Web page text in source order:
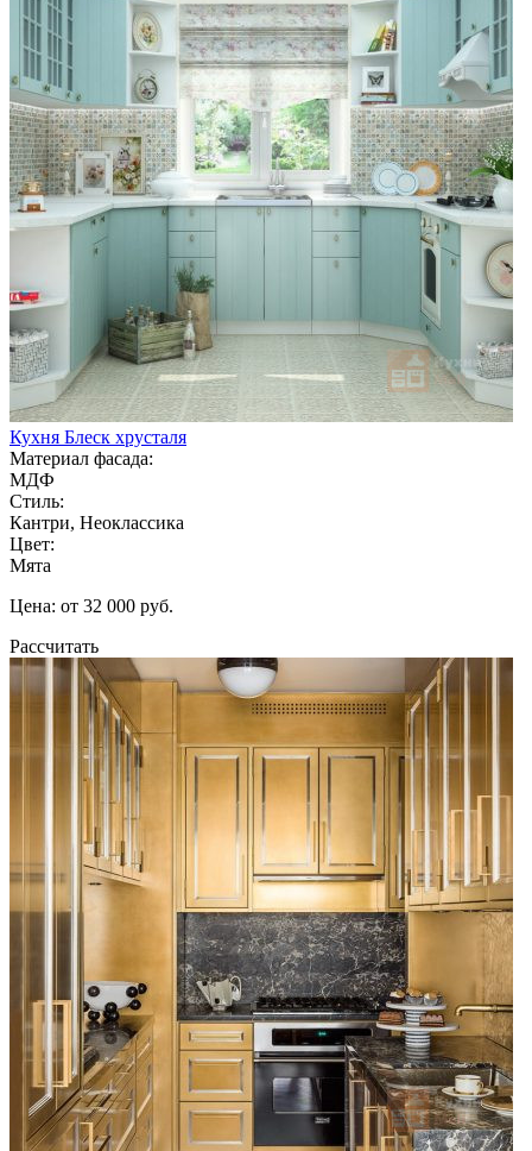
Кухня Блеск хрусталя
Материал фасада:
МДФ
Стиль:
Кантри, Неоклассика
Цвет:
Мята
Цена: от 32 000 руб.
Рассчитать